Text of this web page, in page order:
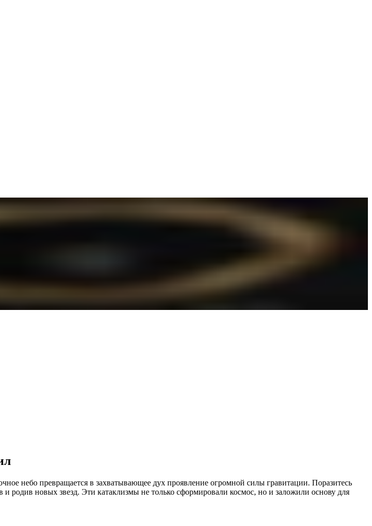
небо превращается в захватывающее дух проявление огромной силы гравитации. Поразитесь
новых звезд. Эти катаклизмы не только сформировали космос, но и заложили основу для